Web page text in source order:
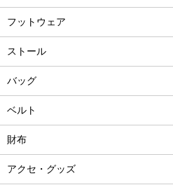
フットウェア
ストール
バッグ
ベルト
財布
アクセ・グッズ